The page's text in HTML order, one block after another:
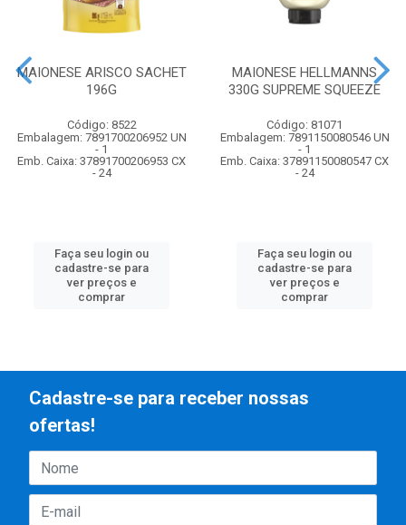
MAIONESE ARISCO SACHET
196G
Código: 8522
Embalagem: 7891700206952 UN
- 1
Emb. Caixa: 37891700206953 CX
- 24
Faça seu login ou
cadastre-se para
ver preços e
comprar
MAIONESE HELLMANNS
330G SUPREME SQUEEZE
Código: 81071
Embalagem: 7891150080546 UN
- 1
Emb. Caixa: 37891150080547 CX
- 24
Faça seu login ou
cadastre-se para
ver preços e
comprar
Cadastre-se para receber nossas
ofertas!